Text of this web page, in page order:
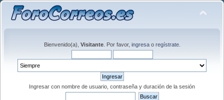
Bienvenido(a), Visitante. Por favor, ingresao regístrate.
Ingresar con nombre de usuario, contraseña y duración de la sesión